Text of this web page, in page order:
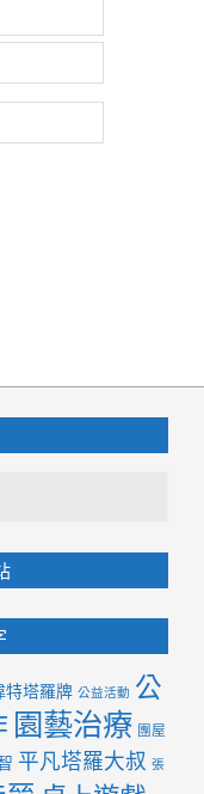
特塔羅牌 公益活動 公
園藝治療 團屋
平凡塔羅大叔 張